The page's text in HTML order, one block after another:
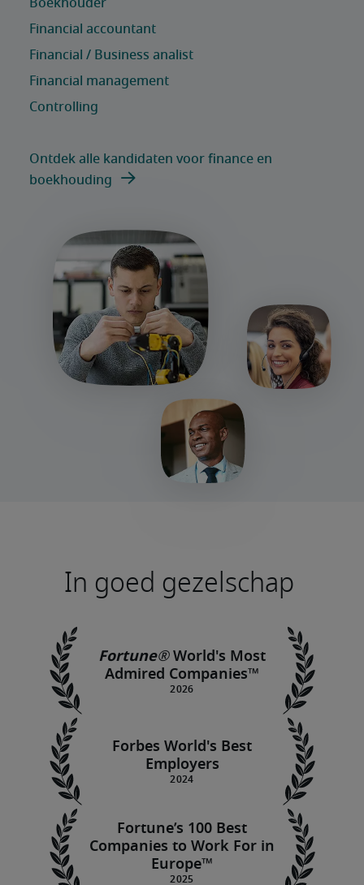
Ontdek alle kandidaten voor finance en
boekhouding
In goed gezelschap
Fortune®World's Most
Admired Companies™
Forbes World's Best
Employers
Fortune’s 100 Best
Companies to Work For in
Europe™